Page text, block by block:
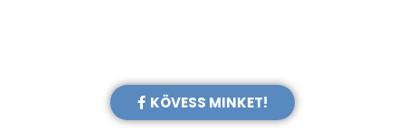
KÖVESS MINKET!